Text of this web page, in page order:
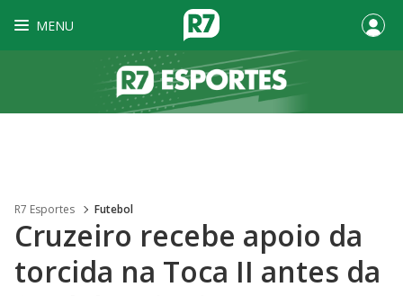
MENU
R7 Esportes Futebol
Cruzeiro recebe apoio da
torcida na Toca II antes da